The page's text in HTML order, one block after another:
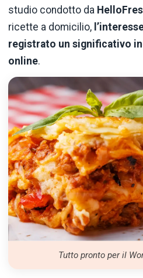
studio condotto da
ricette a domicilio,
registrato un significativo
online.
Tutto pronto per il